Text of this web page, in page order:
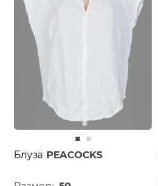
Блуза PEACOCKS